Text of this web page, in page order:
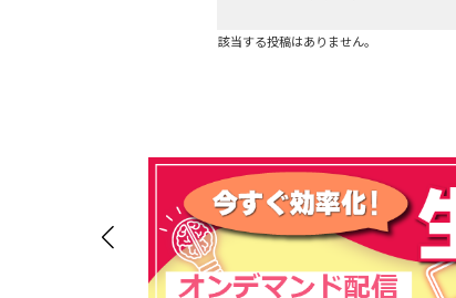
該当する投稿はありません。